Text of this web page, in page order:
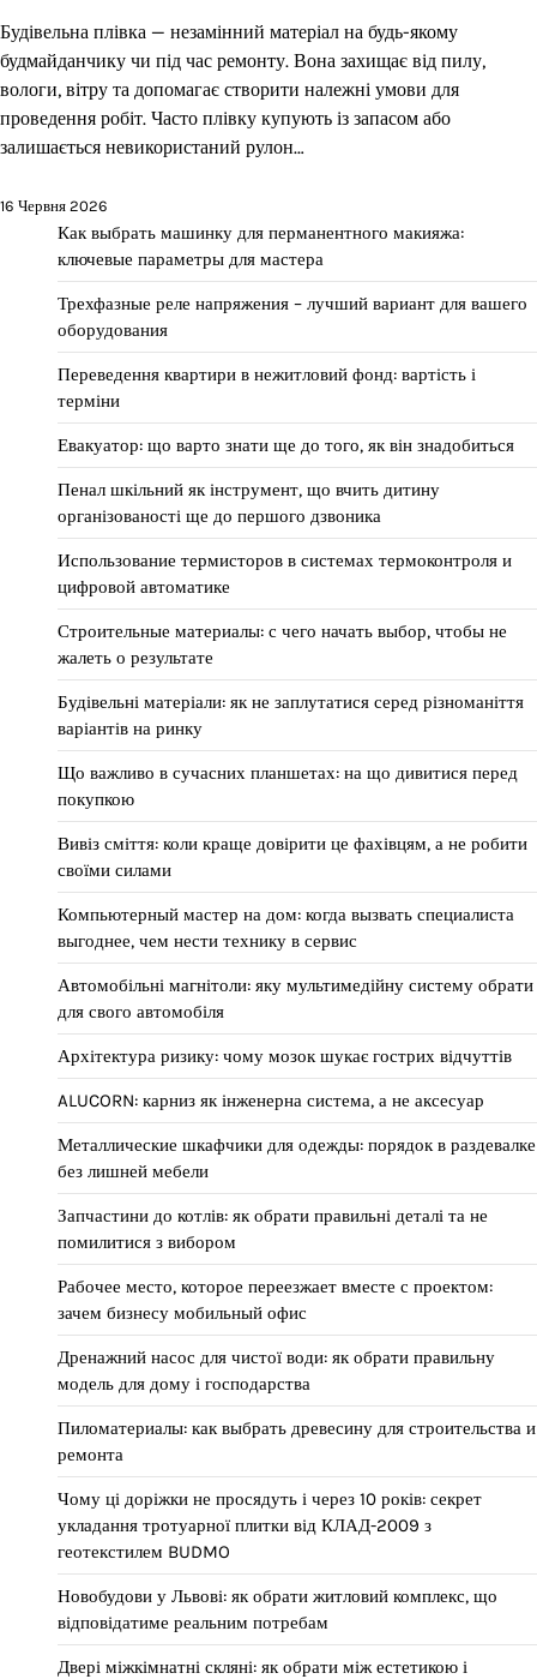
Будівельна плівка — незамінний матеріал на будь-якому
будмайданчику чи під час ремонту. Вона захищає від пилу,
вологи, вітру та допомагає створити належні умови для
проведення робіт. Часто плівку купують із запасом або
залишається невикористаний рулон…
16 Червня 2026
Как выбрать машинку для перманентного макияжа:
ключевые параметры для мастера
Трехфазные реле напряжения – лучший вариант для вашего
оборудования
Переведення квартири в нежитловий фонд: вартість і
терміни
Евакуатор: що варто знати ще до того, як він знадобиться
Пенал шкільний як інструмент, що вчить дитину
організованості ще до першого дзвоника
Использование термисторов в системах термоконтроля и
цифровой автоматике
Строительные материалы: с чего начать выбор, чтобы не
жалеть о результате
Будівельні матеріали: як не заплутатися серед різноманіття
варіантів на ринку
Що важливо в сучасних планшетах: на що дивитися перед
покупкою
Вивіз сміття: коли краще довірити це фахівцям, а не робити
своїми силами
Компьютерный мастер на дом: когда вызвать специалиста
выгоднее, чем нести технику в сервис
Автомобільні магнітоли: яку мультимедійну систему обрати
для свого автомобіля
Архітектура ризику: чому мозок шукає гострих відчуттів
ALUCORN: карниз як інженерна система, а не аксесуар
Металлические шкафчики для одежды: порядок в раздевалке
без лишней мебели
Запчастини до котлів: як обрати правильні деталі та не
помилитися з вибором
Рабочее место, которое переезжает вместе с проектом:
зачем бизнесу мобильный офис
Дренажний насос для чистої води: як обрати правильну
модель для дому і господарства
Пиломатериалы: как выбрать древесину для строительства и
ремонта
Чому ці доріжки не просядуть і через 10 років: секрет
укладання тротуарної плитки від КЛАД-2009 з
геотекстилем BUDMO
Новобудови у Львові: як обрати житловий комплекс, що
відповідатиме реальним потребам
Двері міжкімнатні скляні: як обрати між естетикою і